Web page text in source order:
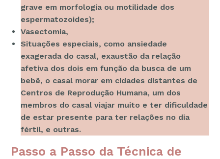
grave em morfologia ou motilidade dos
espermatozoides);
Vasectomia,
Situações especiais, como ansiedade
exagerada do casal, exaustão da relação
afetiva dos dois em função da busca de um
bebê, o casal morar em cidades distantes de
Centros de Reprodução Humana, um dos
membros do casal viajar muito e ter dificuldade
de estar presente para ter relações no dia
fértil, e outras.
Passo a Passo da Técnica de